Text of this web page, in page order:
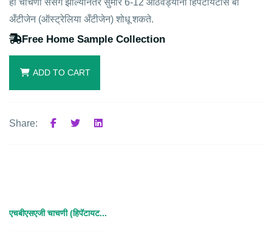
अँटीजेन (ऑस्ट्रेलिया अँटीजेन) शोधू शकते.
Free Home Sample Collection
ADD TO CART
Share:
एचबीएसएजी चाचणी (हिपॅटायट...